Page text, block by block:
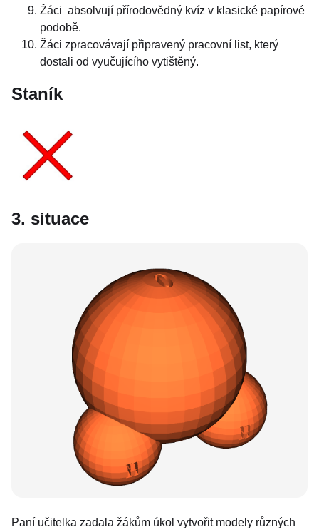
Žáci absolvují přírodovědný kvíz v klasické papírové
podobě.
Žáci zpracovávají připravený pracovní list, který
dostali od vyučujícího vytištěný.
Staník
3. situace
Paní učitelka zadala žákům úkol vytvořit modely různých